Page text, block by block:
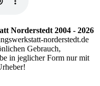
Norderstedt 2004 - 2026
norderstedt.de
Gebrauch,
in jeglicher Form nur mit